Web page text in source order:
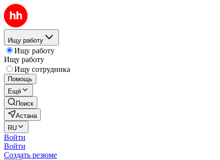
Ищу работу
Ищу работу
Ищу работу
Ищу сотрудника
Помощь
Ещё
Поиск
Астана
RU
Войти
Войти
Создать резюме